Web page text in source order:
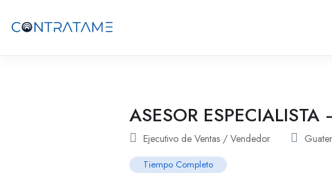
ASESOR
Ejecutivo de Ventas / Vendedor
Tiempo Completo